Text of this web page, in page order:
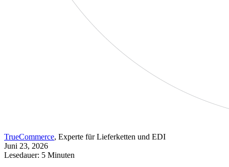
TrueCommerce, Experte für Lieferketten und EDI
Juni 23, 2026
Lesedauer: 5 Minuten